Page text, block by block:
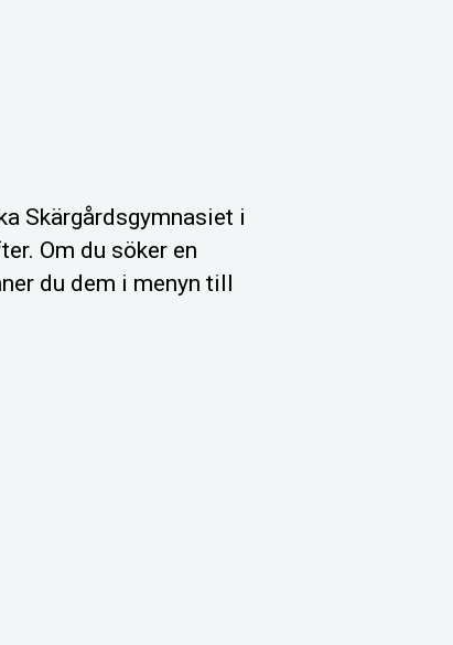
Skärgårdsgymnasiet i
Om du söker en
du dem i menyn till